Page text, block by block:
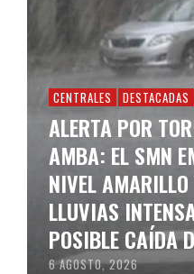
CENTRALES DESTACADAS
ALERTA POR
AMBA: EL SMN
NIVEL
LLUVIAS
POSIBLE CAÍDA
6 AGOSTO, 2026